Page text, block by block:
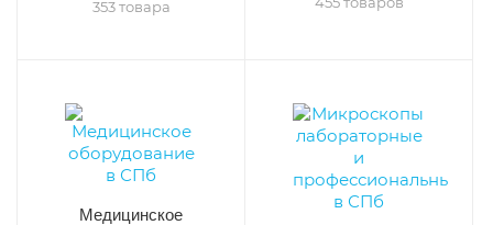
353 товара
Медицинское